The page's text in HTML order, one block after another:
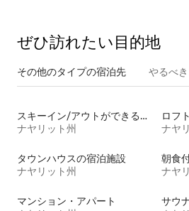
ぜひ訪⁠れ⁠た⁠い目⁠的⁠地
その他のタ⁠イ⁠プ⁠の宿⁠泊⁠先 やるべ
スキーイン/アウトができる宿泊先
ナヤリット州
ロフ
ナヤ
タウンハウスの宿泊施設
ナヤリット州
朝食
ナヤ
マンション・アパート
サウ